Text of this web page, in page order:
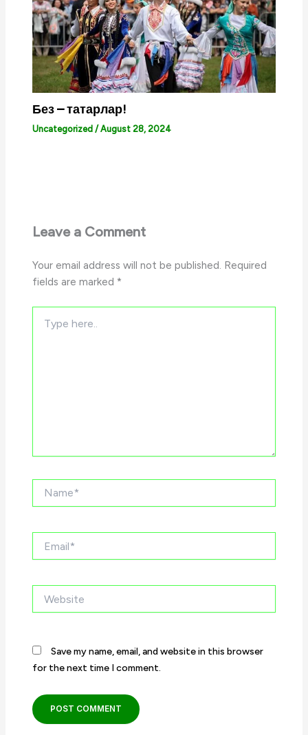
Без – татарлар!
Uncategorized /August 28, 2024
Leave a Comment
Your email address will not be published. Required
fields are marked*
here..
Save my name, email, and website in this browser
for the next time I comment.